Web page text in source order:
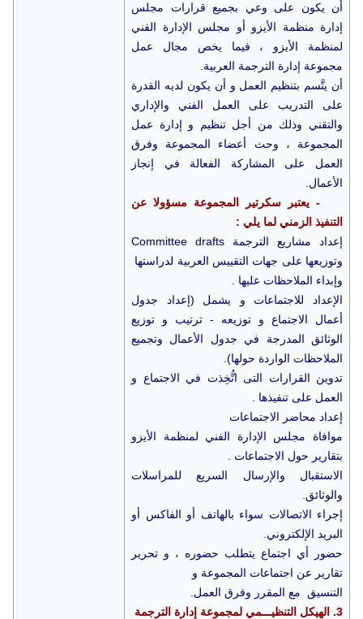
أن يكون على وعي بجميع قرارات مجلس
إدارة منظمة الأيزو أو مجلس الإدارة الفني
لمنظمة الأيزو ، فيما يخص مجال عمل
مجموعة إدارة الترجمة العربية.
أن يتَّسم بتنظيم العمل و أن يكون لديه القدرة
على التدريب على العمل الفني والإداري
والتقني وذلك من أجل تنظيم و إدارة عمل
المجموعة ، وحث أعضاء المجموعة وفرق
العمل على المشاركة الفعالة في إنجاز
الأعمال.
- يعتبر سكرتير المجموعة مسؤولا عن
التنفيذ الزمني لما يلي :
إعداد مشاريع الترجمة Committee drafts
وتوزيعها على جهات التقييس العربية لدراستها
وإبداء الملاحظات عليها .
الإعداد للاجتماعات و يشمل (إعداد جدول
أعمال الاجتماع و توزيعه - ترتيب و توزيع
الوثائق المدرجة في جدول الأعمال وتجميع
الملاحظات الواردة حولها).
تدوين القرارات التى اتُّخِذت في الاجتماع و
العمل على تنفيذها .
إعداد محاضر الاجتماعات
موافاة مجلس الإدارة الفني لمنظمة الأيزو
بتقارير حول الاجتماعات .
الاستقبال والإرسال السريع للمراسلات
والوثائق.
إجراء الاتصالات سواء بالهاتف أو الفاكس أو
البريد الإلكتروني.
حضور أي اجتماع يتطلب حضوره ، و تحرير
تقارير عن اجتماعات المجموعة و
التنسيق مع المقرر وفرق العمل.
3. الهيكل التنظيـــمي لمجموعة إدارة الترجمة